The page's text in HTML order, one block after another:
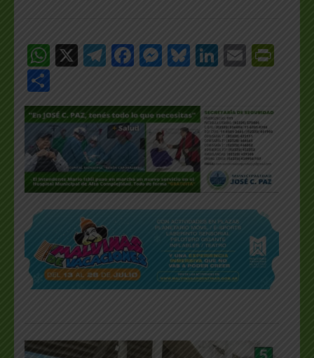
WhatsApp
X Telegram
Facebook
Messenger
Bluesky
LinkedIn
Email